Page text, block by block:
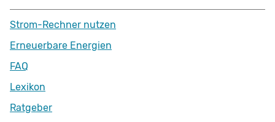
Strom-Rechner nutzen
Erneuerbare Energien
FAQ
Lexikon
Ratgeber